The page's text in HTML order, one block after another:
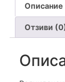
Описание
Отзиви